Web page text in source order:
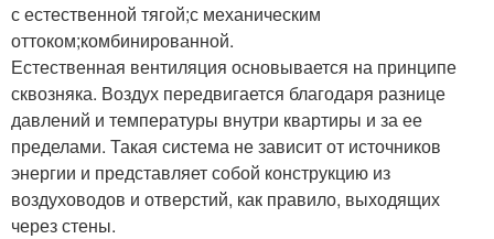
с естественной тягой;с механическим
оттоком;комбинированной.
Естественная вентиляция основывается на принципе
сквозняка. Воздух передвигается благодаря разнице
давлений и температуры внутри квартиры и за ее
пределами. Такая система не зависит от источников
энергии и представляет собой конструкцию из
воздуховодов и отверстий, как правило, выходящих
через стены.